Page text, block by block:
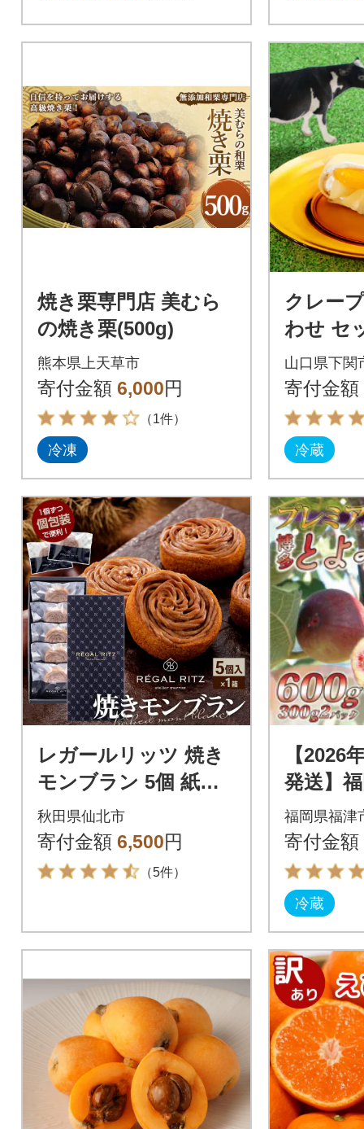
焼き栗専門店 美むら
の焼き栗(500g)
熊本県上天草市
寄付金額 6,000円
（1件）
冷凍
クレー
わせ セ
イーツ
山口県下関
寄付金額
冷蔵
レガールリッツ 焼き
モンブラン 5個 紙袋
付き・ギフト箱入り|0
2_psk-010501
秋田県仙北市
寄付金額 6,500円
（5件）
【2026
発送】
つひめ
ック
福岡県福津
寄付金額
冷蔵